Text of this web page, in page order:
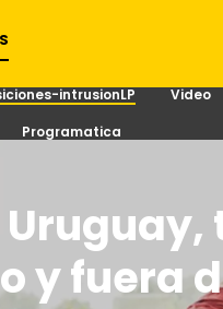
intrusionLP Video
Programatica
y fuera